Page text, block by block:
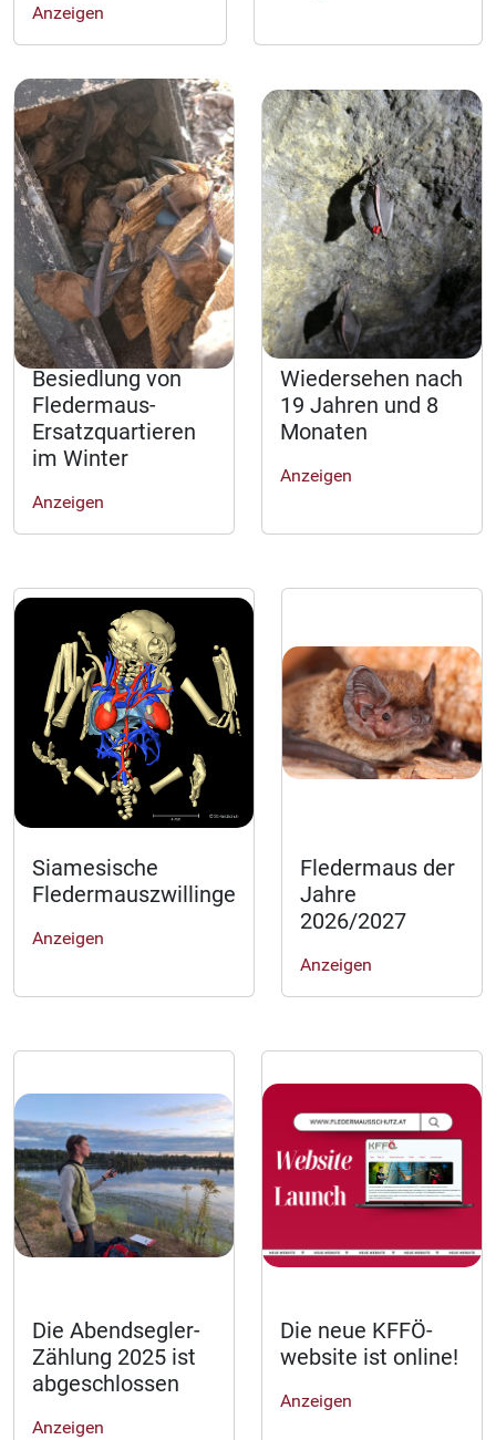
Anzeigen
Besiedlung von
Fledermaus-
Ersatzquartieren
im Winter
Anzeigen
Wiedersehen nach
19 Jahren und 8
Monaten
Anzeigen
Siamesische
Fledermauszwillinge
Anzeigen
Fledermaus der
Jahre
2026/2027
Anzeigen
Die Abendsegler-
Zählung 2025 ist
abgeschlossen
Anzeigen
Die neue KFFÖ-
website ist online!
Anzeigen